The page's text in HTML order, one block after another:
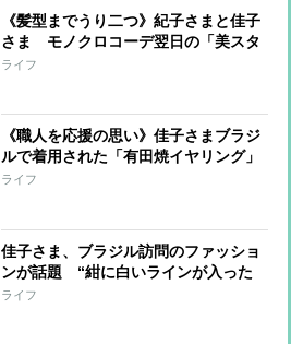
《髪型までうり二つ》紀子さまと佳子
さま モノクロコーデ翌日の「美スタ
イル」パンツルックに“対話増”の母娘
ライフ
《職人を応援の思い》佳子さまブラジ
ルで着用された「有田焼イヤリング」
の輝き“佳子さま売れ”現象への矜持
ライフ
佳子さま、ブラジル訪問のファッショ
ンが話題 “紺に白いラインが入った
帽子”は眞子さん着用のものと“ほぼ同
ライフ